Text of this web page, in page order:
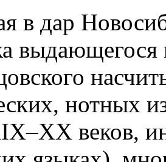
в дар
выдающегося
нотных
веков,